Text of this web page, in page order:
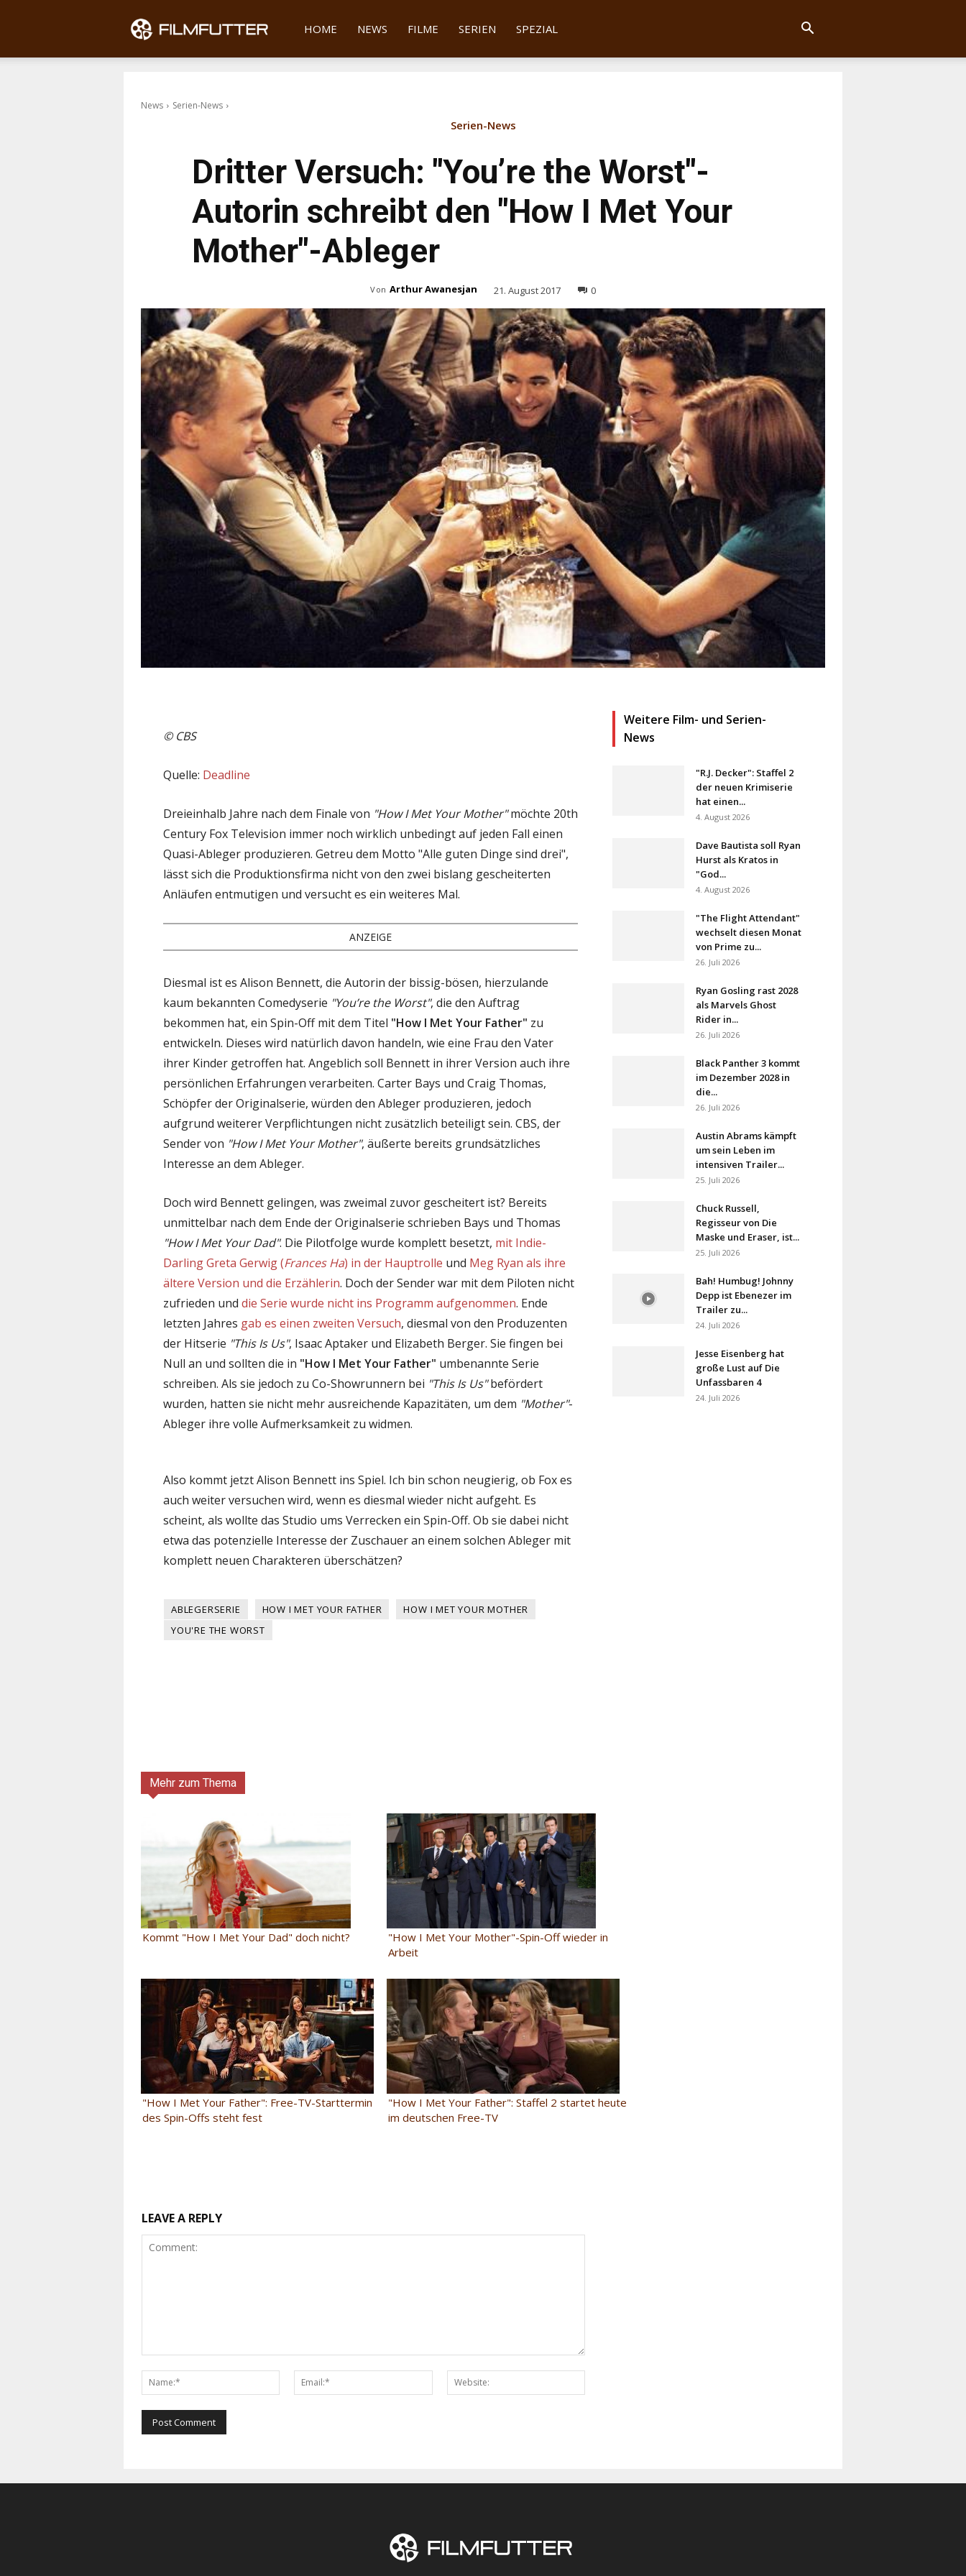
Filmfutter
HOME NEWS FILME SERIEN SPEZIAL
News Serien-News
Serien-News
Dritter Versuch: "You’re the Worst"-
Autorin schreibt den "How I Met Your
Mother"-Ableger
Von Arthur Awanesjan 21. August 2017 0
© CBS
Quelle: Deadline
Dreieinhalb Jahre nach dem Finale von "How I Met Your Mother"möchte 20th
Century Fox Television immer noch wirklich unbedingt auf jeden Fall einen
Quasi-Ableger produzieren. Getreu dem Motto "Alle guten Dinge sind drei",
lässt sich die Produktionsfirma nicht von den zwei bislang gescheiterten
Anläufen entmutigen und versucht es ein weiteres Mal.
ANZEIGE
Diesmal ist es Alison Bennett, die Autorin der bissig-bösen, hierzulande
kaum bekannten Comedyserie "You’re the Worst", die den Auftrag
bekommen hat, ein Spin-Off mit dem Titel "How I Met Your Father" zu
entwickeln. Dieses wird natürlich davon handeln, wie eine Frau den Vater
ihrer Kinder getroffen hat. Angeblich soll Bennett in ihrer Version auch ihre
persönlichen Erfahrungen verarbeiten. Carter Bays und Craig Thomas,
Schöpfer der Originalserie, würden den Ableger produzieren, jedoch
aufgrund weiterer Verpflichtungen nicht zusätzlich beteiligt sein. CBS, der
Sender von "How I Met Your Mother", äußerte bereits grundsätzliches
Interesse an dem Ableger.
Doch wird Bennett gelingen, was zweimal zuvor gescheitert ist? Bereits
unmittelbar nach dem Ende der Originalserie schrieben Bays und Thomas
"How I Met Your Dad". Die Pilotfolge wurde komplett besetzt, mit Indie-
Darling Greta Gerwig (Frances Ha) in der Hauptrolle und Meg Ryan als ihre
ältere Version und die Erzählerin. Doch der Sender war mit dem Piloten nicht
zufrieden und die Serie wurde nicht ins Programm aufgenommen. Ende
letzten Jahres gab es einen zweiten Versuch, diesmal von den Produzenten
der Hitserie "This Is Us", Isaac Aptaker und Elizabeth Berger. Sie fingen bei
Null an und sollten die in "How I Met Your Father" umbenannte Serie
schreiben. Als sie jedoch zu Co-Showrunnern bei "This Is Us"befördert
wurden, hatten sie nicht mehr ausreichende Kapazitäten, um dem "Mother"-
Ableger ihre volle Aufmerksamkeit zu widmen.
Also kommt jetzt Alison Bennett ins Spiel. Ich bin schon neugierig, ob Fox es
auch weiter versuchen wird, wenn es diesmal wieder nicht aufgeht. Es
scheint, als wollte das Studio ums Verrecken ein Spin-Off. Ob sie dabei nicht
etwa das potenzielle Interesse der Zuschauer an einem solchen Ableger mit
komplett neuen Charakteren überschätzen?
ABLEGERSERIE HOW I MET YOUR FATHER
HOW I MET YOUR MOTHER
YOU'RE THE WORST
Weitere Film- und Serien-
News
"R.J. Decker": Staffel 2
der neuen Krimiserie
hat einen...
4. August 2026
Dave Bautista soll Ryan
Hurst als Kratos in
"God...
4. August 2026
"The Flight Attendant"
wechselt diesen Monat
von Prime zu...
26. Juli 2026
Ryan Gosling rast 2028
als Marvels Ghost
Rider in...
26. Juli 2026
Black Panther 3 kommt
im Dezember 2028 in
die...
26. Juli 2026
Austin Abrams kämpft
um sein Leben im
intensiven Trailer...
25. Juli 2026
Chuck Russell,
Regisseur von Die
Maske und Eraser, ist...
25. Juli 2026
Bah! Humbug! Johnny
Depp ist Ebenezer im
Trailer zu...
24. Juli 2026
Jesse Eisenberg hat
große Lust auf Die
Unfassbaren 4
24. Juli 2026
Mehr zum Thema
Kommt "How I Met Your Dad" doch nicht?
"How I Met Your Mother"-Spin-Off wieder in
Arbeit
"How I Met Your Father": Free-TV-Starttermin
des Spin-Offs steht fest
"How I Met Your Father": Staffel 2 startet heute
im deutschen Free-TV
LEAVE A REPLY
Name:*
Email:*